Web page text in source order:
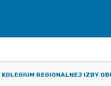
REGIONALNEJ IZBY